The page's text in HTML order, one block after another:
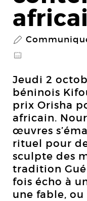
P
@
Jeudi 2
béninois
prix Orisha
africain.
œuvres
rituel pour
sculpte des
tradition
fois écho à
une fable,